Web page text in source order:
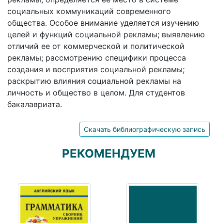
социальных коммуникаций современного
общества. Особое внимание уделяется изучению
целей и функций социальной рекламы; выявлению
отличий ее от коммерческой и политической
рекламы; рассмотрению специфики процесса
создания и восприятия социальной рекламы;
раскрытию влияния социальной рекламы на
личность и общество в целом. Для студентов
бакалавриата.
Скачать библиографическую запись
РЕКОМЕНДУЕМ